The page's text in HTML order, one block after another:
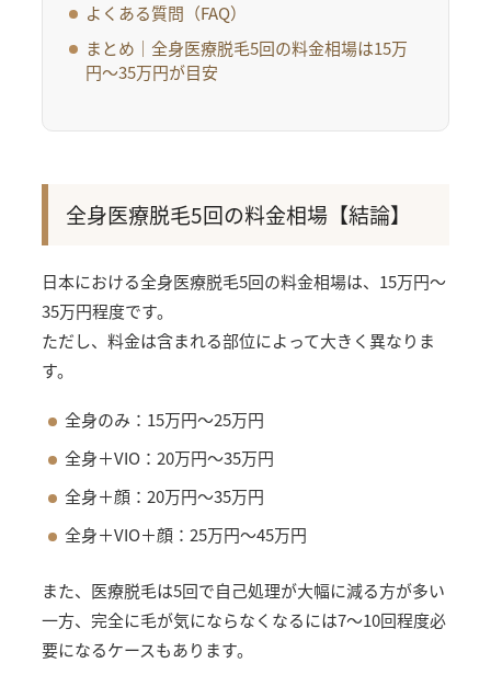
よくある質問（FAQ）
まとめ｜全身医療脱毛5回の料金相場は15万
円〜35万円が目安
全身医療脱毛5回の料金相場【結論】
日本における全身医療脱毛5回の料金相場は、15万円〜
35万円程度です。
ただし、料金は含まれる部位によって大きく異なりま
す。
全身のみ：15万円〜25万円
全身＋VIO：20万円〜35万円
全身＋顔：20万円〜35万円
全身＋VIO＋顔：25万円〜45万円
また、医療脱毛は5回で自己処理が大幅に減る方が多い
一方、完全に毛が気にならなくなるには7〜10回程度必
要になるケースもあります。